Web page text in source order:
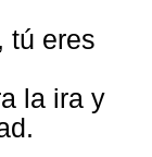
tú eres
la ira y